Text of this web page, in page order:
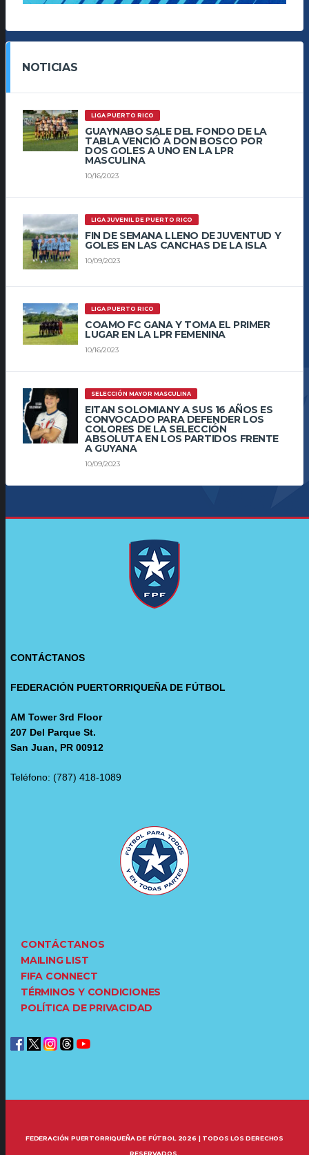
NOTICIAS
LIGA PUERTO RICO
GUAYNABO SALE DEL FONDO DE LA
TABLA VENCIÓ A DON BOSCO POR
DOS GOLES A UNO EN LA LPR
MASCULINA
10/16/2023
LIGA JUVENIL DE PUERTO RICO
FIN DE SEMANA LLENO DE JUVENTUD Y
GOLES EN LAS CANCHAS DE LA ISLA
10/09/2023
LIGA PUERTO RICO
COAMO FC GANA Y TOMA EL PRIMER
LUGAR EN LA LPR FEMENINA
10/16/2023
SELECCIÓN MAYOR MASCULINA
EITAN SOLOMIANY A SUS 16 AÑOS ES
CONVOCADO PARA DEFENDER LOS
COLORES DE LA SELECCIÓN
ABSOLUTA EN LOS PARTIDOS FRENTE
A GUYANA
10/09/2023
CONTÁCTANOS
FEDERACIÓN PUERTORRIQUEÑA DE FÚTBOL
AM Tower 3rd Floor
207 Del Parque St.
San Juan, PR 00912
Teléfono: (787) 418-1089
CONTÁCTANOS
MAILING LIST
FIFA CONNECT
TÉRMINOS Y CONDICIONES
POLÍTICA DE PRIVACIDAD
FEDERACIÓN PUERTORRIQUEÑA DE FÚTBOL 2026 | TODOS LOS DERECHOS